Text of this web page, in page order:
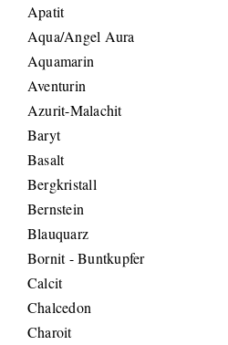
Apatit
Aqua/Angel Aura
Aquamarin
Aventurin
Azurit-Malachit
Baryt
Basalt
Bergkristall
Bernstein
Blauquarz
Bornit - Buntkupfer
Calcit
Chalcedon
Charoit